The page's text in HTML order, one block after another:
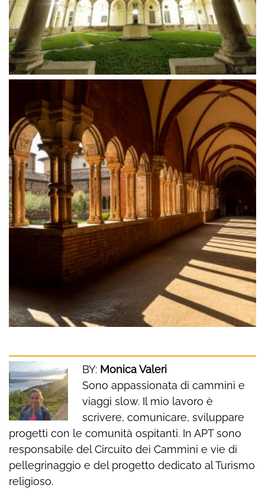
BY: Monica Valeri
Sono appassionata di cammini e
viaggi slow. Il mio lavoro è
scrivere, comunicare, sviluppare
progetti con le comunità ospitanti. In APT sono
responsabile del Circuito dei Cammini e vie di
pellegrinaggio e del progetto dedicato al Turismo
religioso.